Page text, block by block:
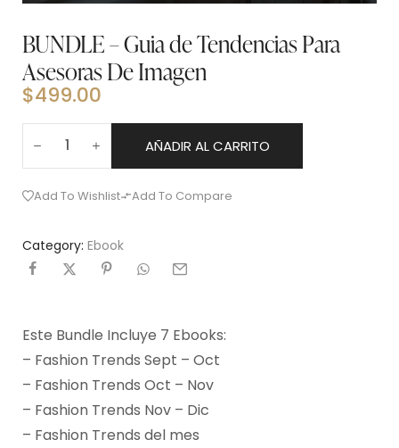
BUNDLE – Guia de Tendencias Para
Asesoras De Imagen
$499.00
AÑADIR AL CARRITO
Add To Wishlist Add To Compare
Category: Ebook
Este Bundle Incluye 7 Ebooks:
– Fashion Trends Sept – Oct
– Fashion Trends Oct – Nov
– Fashion Trends Nov – Dic
– Fashion Trends del mes